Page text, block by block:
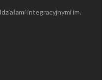
integracyjnymi im.